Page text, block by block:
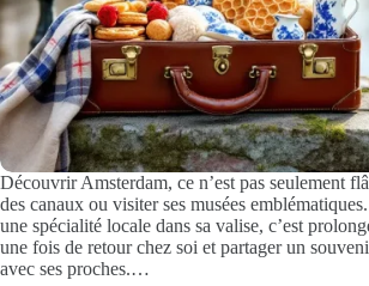
Découvrir Amsterdam, ce n’est pas seulement
des canaux ou visiter ses musées
une spécialité locale dans sa valise, c’est
une fois de retour chez soi et partager un
avec ses proches.…